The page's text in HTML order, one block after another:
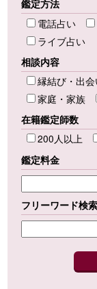
鑑定方法
電話占い
ライブ占い
相談内容
縁結び・出
家庭・家族
在籍鑑定師数
200人以上
鑑定料金
フリーワード検索